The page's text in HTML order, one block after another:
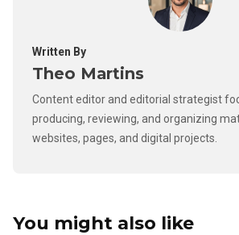
Written By
Theo Martins
Content editor and editorial strategist
producing, reviewing, and organizing
websites, pages, and digital projects.
You might also like